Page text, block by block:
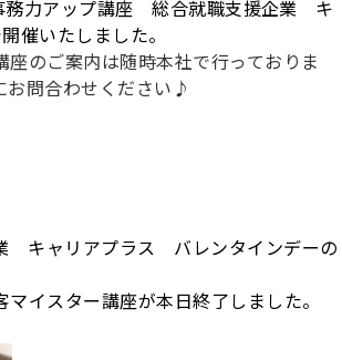
座のご案内は随時本社で行っておりま
お問合わせください♪
イスター講座が本日終了しました。